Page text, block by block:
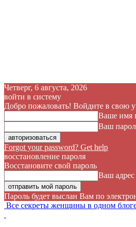
Четверг, 6 августа, 2026
войти в систему
Добро пожаловать! Войдите в свою
Ваше имя
Ваш
Forgot your password? Get help
восстановление пароля
Восстановите свой пароль
Ваш
Пароль будет выслан Вам по
Все секреты женщины в одном